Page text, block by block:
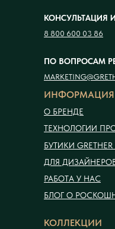
ИНФОРМАЦИЯ
О БРЕНДЕ
ТЕХНОЛОГИИ
БУТИКИ GRETHER
ДЛЯ
РАБОТА У НАС
БЛОГ О
КОЛЛЕКЦИИ
КОНСУЛЬТАЦИЯ
8 800 600 03 86
ПО ВОПРОСАМ